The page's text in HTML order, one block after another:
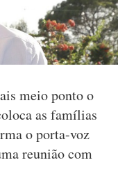
meio ponto o
as famílias
o porta-voz
reunião com